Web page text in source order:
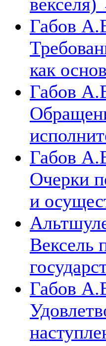
Габов
как
Габов
Габов
Очерки
и
Вексель
Габов